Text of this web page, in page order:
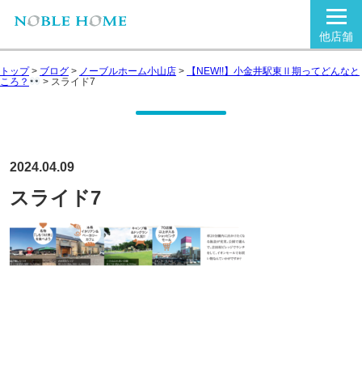
他店舗
トップ> ブログ > ノーブルホーム小山店 >
【NEW!!】小金井駅東Ⅱ期ってどんなと
ころ？
> スライド7
2024.04.09
スライド7